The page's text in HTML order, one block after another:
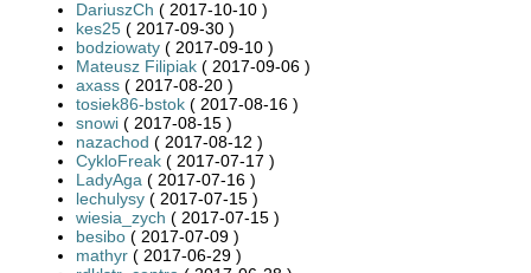
DariuszCh ( 2017-10-10 )
kes25 ( 2017-09-30 )
bodziowaty ( 2017-09-10 )
Mateusz Filipiak ( 2017-09-06 )
axass ( 2017-08-20 )
tosiek86-bstok ( 2017-08-16 )
snowi ( 2017-08-15 )
nazachod ( 2017-08-12 )
CykloFreak ( 2017-07-17 )
LadyAga ( 2017-07-16 )
lechulysy ( 2017-07-15 )
wiesia_zych ( 2017-07-15 )
besibo ( 2017-07-09 )
mathyr ( 2017-06-29 )